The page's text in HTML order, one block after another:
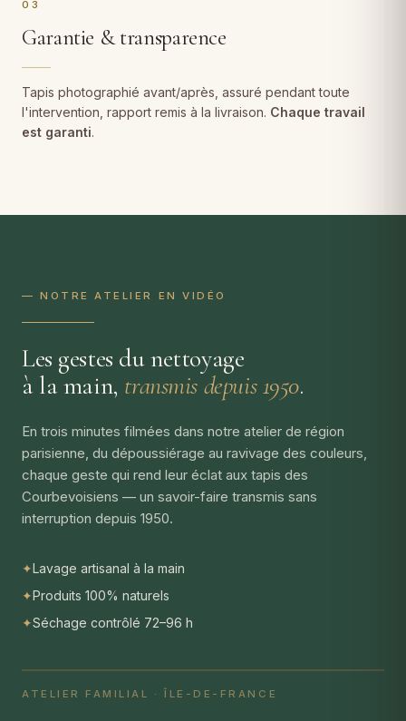
03
Garantie & transparence
Tapis photographié avant/après, assuré pendant toute
l'intervention, rapport remis à la livraison. Chaque travail
est garanti
— NOTRE ATELIER EN VIDÉO
Les gestes du nettoyage
à la main, transmis depuis 1950.
En trois minutes filmées dans notre atelier de région
parisienne, du dépoussiérage au ravivage des couleurs,
chaque geste qui rend leur éclat aux tapis des
Courbevoisiens — un savoir-faire transmis sans
interruption depuis 1950.
✦Lavage artisanal à la main
✦Produits 100% naturels
✦Séchage contrôlé 72–96 h
ATELIER FAMILIAL · ÎLE-DE-FRANCE